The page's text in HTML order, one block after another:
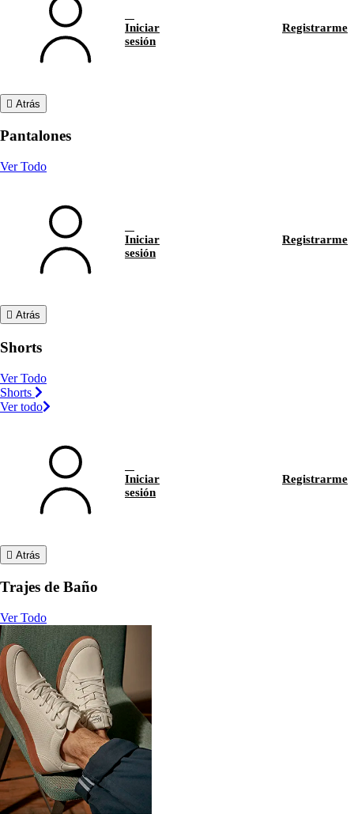
Iniciar
sesión
Registrarme
Atrás
Pantalones
Ver Todo
Iniciar
sesión
Registrarme
Atrás
Shorts
Ver Todo
Shorts
Ver todo
Iniciar
sesión
Registrarme
Atrás
Trajes de Baño
Ver Todo